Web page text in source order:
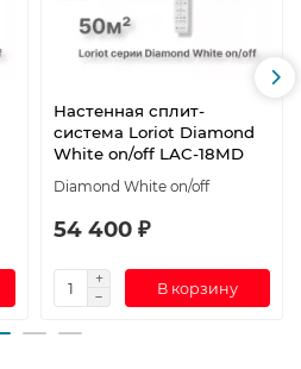
Настенная сплит-
система Loriot Diamond
White on/off LAC-18MD
Diamond White on/off
54 400 ₽
В корзину